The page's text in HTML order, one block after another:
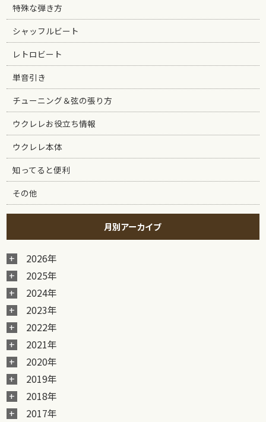
特殊な弾き方
シャッフルビート
レトロビート
単音引き
チューニング＆弦の張り方
ウクレレお役立ち情報
ウクレレ本体
知ってると便利
その他
月別アーカイブ
2026年
2025年
2024年
2023年
2022年
2021年
2020年
2019年
2018年
2017年